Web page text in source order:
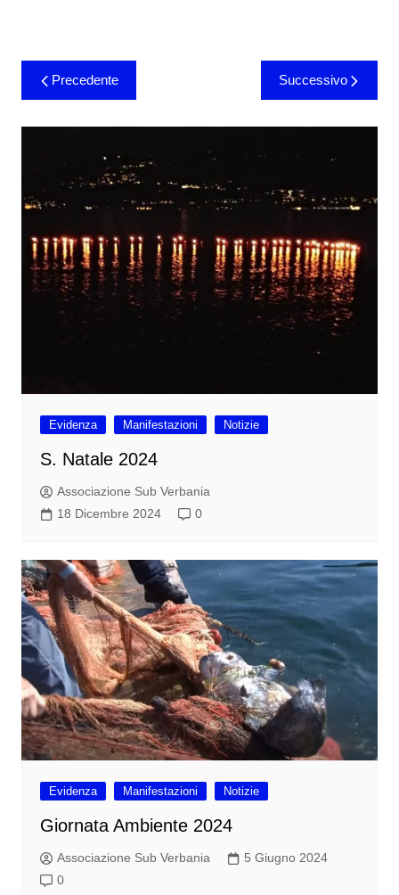
Navigazione
articoli
Precedente Successivo
Evidenza Manifestazioni Notizie
S. Natale 2024
Associazione Sub Verbania
18 Dicembre 2024
0
Evidenza Manifestazioni Notizie
Giornata Ambiente 2024
Associazione Sub Verbania
5 Giugno 2024
0